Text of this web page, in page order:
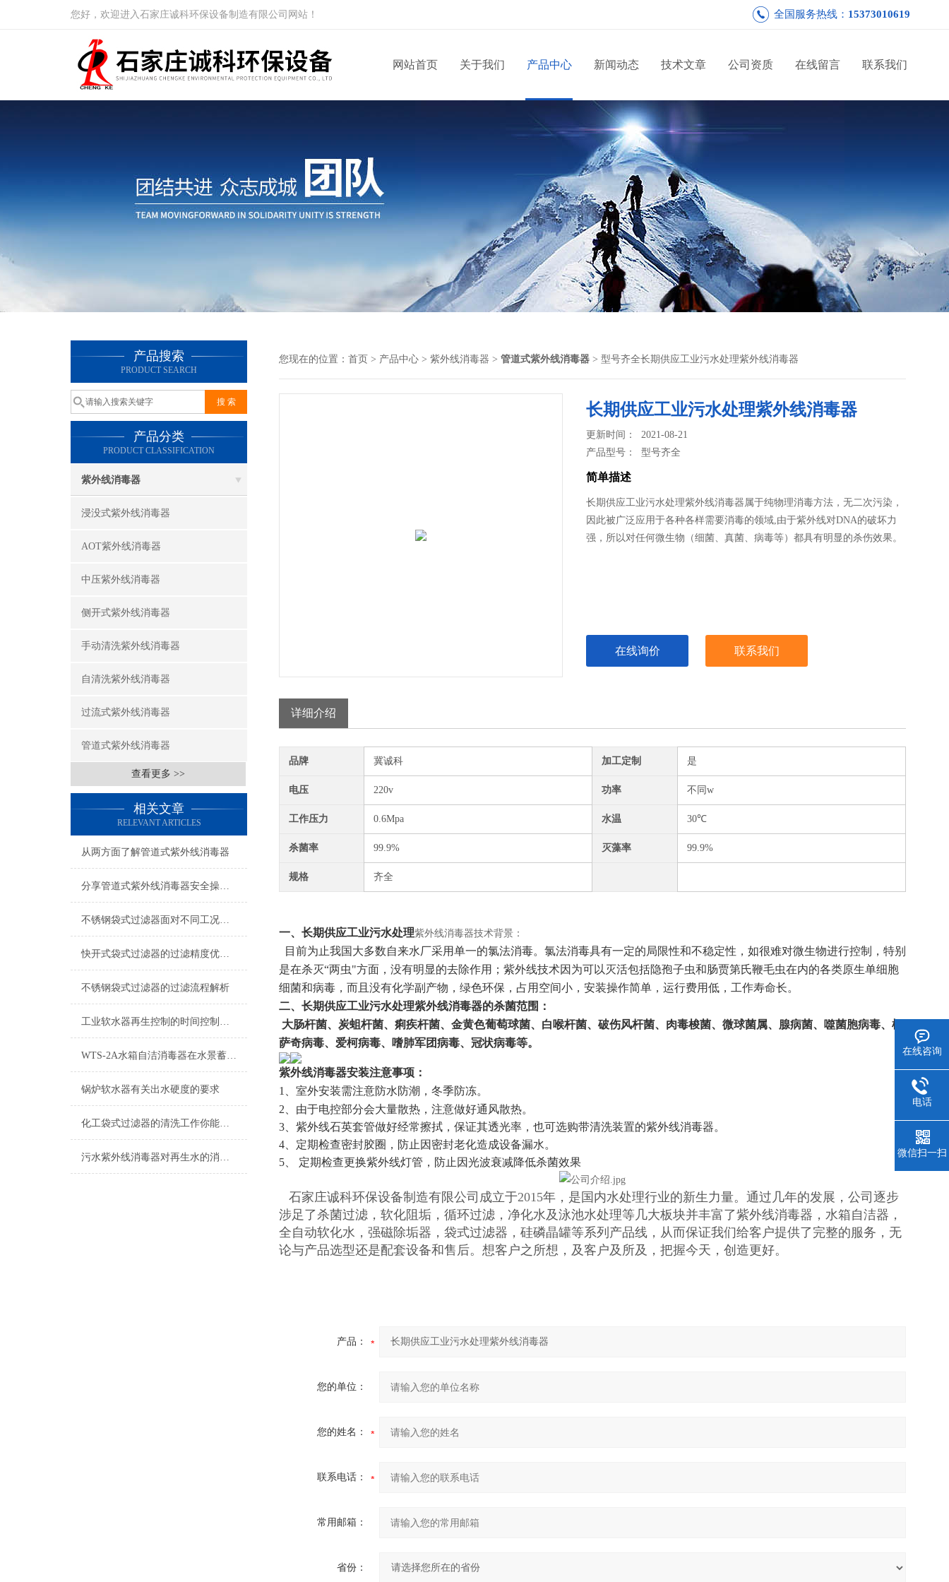
您好，欢迎进入石家庄诚科环保设备制造有限公司网站！ 全国服务热线： 15373010619
网站首页 关于我们 产品中心 新闻动态 技术文章 公司资质 在线留言 联系我们
产品搜索
PRODUCT SEARCH
产品分类
PRODUCT CLASSIFICATION
紫外线消毒器
浸没式紫外线消毒器
AOT紫外线消毒器
中压紫外线消毒器
侧开式紫外线消毒器
手动清洗紫外线消毒器
自清洗紫外线消毒器
过流式紫外线消毒器
管道式紫外线消毒器
查看更多 >>
相关文章
RELEVANT ARTICLES
从两方面了解管道式紫外线消毒器
分享管道式紫外线消毒器安全操作规定
不锈钢袋式过滤器面对不同工况如何发挥作用？
快开式袋式过滤器的过滤精度优化方向探讨
不锈钢袋式过滤器的过滤流程解析
工业软水器再生控制的时间控制解析
WTS-2A水箱自洁消毒器在水景蓄水池上有哪些用途？
锅炉软水器有关出水硬度的要求
化工袋式过滤器的清洗工作你能掌握吗？
污水紫外线消毒器对再生水的消毒处理说明
您现在的位置： 首页 > 产品中心 > 紫外线消毒器 > 管道式紫外线消毒器 > 型号齐全长期供应工业污水处理紫外线消毒器
长期供应工业污水处理紫外线消毒器
更新时间： 2021-08-21
产品型号：型号齐全
简单描述
长期供应工业污水处理紫外线消毒器属于纯物理消毒方法，无二次污染，
因此被广泛应用于各种各样需要消毒的领域,由于紫外线对DNA的破坏力
强，所以对任何微生物（细菌、真菌、病毒等）都具有明显的杀伤效果。
在线询价 联系我们
详细介绍
品牌 冀诚科 加工定制 是
电压 220v 功率 不同w
工作压力 0.6Mpa 水温 30℃
杀菌率 99.9% 灭藻率 99.9%
规格 齐全
一、长期供应工业污水处理紫外线消毒器技术背景：
目前为止我国大多数自来水厂采用单一的氯法消毒。氯法消毒具有一定的局限性和不稳定性，如很难对微生物进行控制，特别
是在杀灭“两虫"方面，没有明显的去除作用；紫外线技术因为可以灭活包括隐孢子虫和肠贾第氏鞭毛虫在内的各类原生单细胞
细菌和病毒，而且没有化学副产物，绿色环保，占用空间小，安装操作简单，运行费用低，工作寿命长。
二、 长期供应工业污水处理紫外线消毒器的杀菌范围：
大肠杆菌、炭蛆杆菌、痢疾杆菌、金黄色葡萄球菌、白喉杆菌、破伤风杆菌、肉毒梭菌、微球菌属、腺病菌、噬菌胞病毒、柯
萨奇病毒、爱柯病毒、嗜肺军团病毒、冠状病毒等。
紫外线消毒器安装注意事项：
1
、室外安装需注意防水防潮，冬季防冻。
2 、由于电控部分会大量散热，注意做好通风散热。
3 、紫外线石英套管做好经常擦拭，保证其透光率，也可选购带清洗装置的紫外线消毒器。
4 、定期检查密封胶圈，防止因密封老化造成设备漏水。
5 、 定期检查更换紫外线灯管，防止因光波衰减降低杀菌效果
石家庄诚科环保设备制造有限公司成立于2015年，是国内水处理行业的新生力量。通过几年的发展，公司逐步
涉足了杀菌过滤，软化阻垢，循环过滤，净化水及泳池水处理等几大板块并丰富了紫外线消毒器，水箱自洁器，
全自动软化水，强磁除垢器，袋式过滤器，硅磷晶罐等系列产品线，从而保证我们给客户提供了完整的服务，无
论与产品选型还是配套设备和售后。想客户之所想，及客户及所及，把握今天，创造更好。
产品：
您的单位：
您的姓名：
联系电话：
常用邮箱：
省份：
在线咨询
电话
微信扫一扫